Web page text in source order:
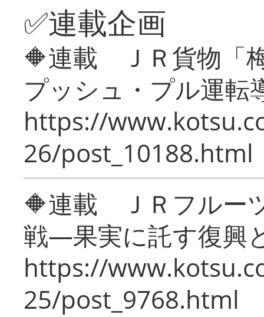
✅連載企画
🔶連載 ＪＲ貨物「
プッシュ・プル運転
https://
26/post_10188.html
🔶連載 ＪＲフルー
戦―果実に託す復興
https://
25/post_9768.html